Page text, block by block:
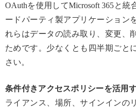
OAuthを使用してMicrosoft 365と統
ードパーティ製アプリケーション
れらはデータの読み取り、変更、
ためです。少なくとも四半期ごと
さい。
条件付きアクセスポリシーを活用す
ライアンス、場所、サインインの